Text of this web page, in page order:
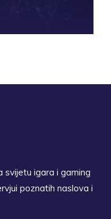
svijetu igara i gaming
poznatih naslova i